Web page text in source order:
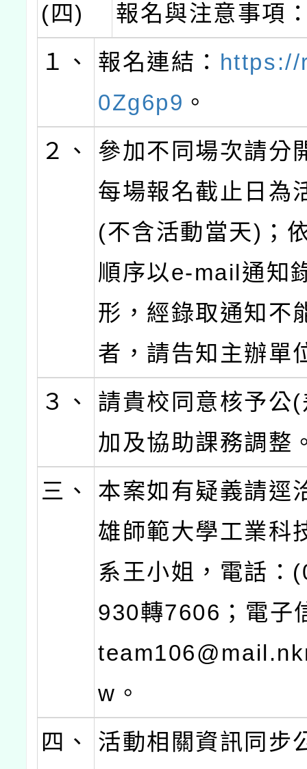
(四)
報名與注意事項
１、
報名連結：
0Zg6p9 。
２、
參加不同場次請分
每場報名截止日為
(不含活動當天)；
順序以e-mail通知
形，經錄取通知不
者，請告知主辦單
３、
請貴校同意核予公
加及協助課務調整
三、
本案如有疑義請逕
雄師範大學工業科
系王小姐，電話：
930轉7606；電子
w。
四、
活動相關資訊同步